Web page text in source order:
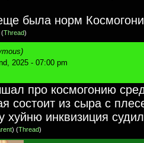
была норм
(Thread)
2025 - 07:00 pm
про космогонию
состоит из сыра с
хуйню инквизиция
) (Thread)